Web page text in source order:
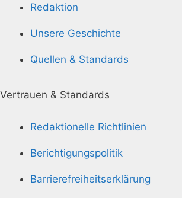
Redaktion
Unsere Geschichte
Quellen & Standards
Vertrauen & Standards
Redaktionelle Richtlinien
Berichtigungspolitik
Barrierefreiheitserklärung